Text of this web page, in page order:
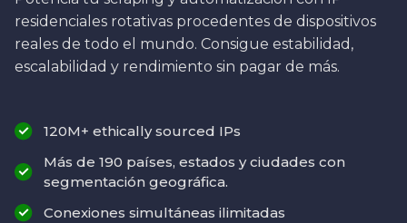
residenciales rotativas procedentes de dispositivos
reales de todo el mundo. Consigue estabilidad,
escalabilidad y rendimiento sin pagar de más.
120M+ ethically sourced IPs
Más de 190 países, estados y ciudades con
segmentación geográfica.
Conexiones simultáneas ilimitadas